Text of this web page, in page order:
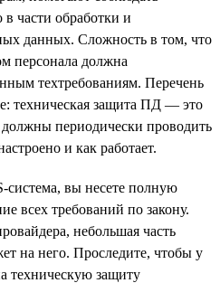
в части обработки и
данных. Сложность в том, что
персонала должна
техтребованиям. Перечень
техническая защита ПД — это
периодически проводить
и как работает.
система, вы несете полную
всех требований по закону.
небольшая часть
на него. Проследите, чтобы у
техническую защиту